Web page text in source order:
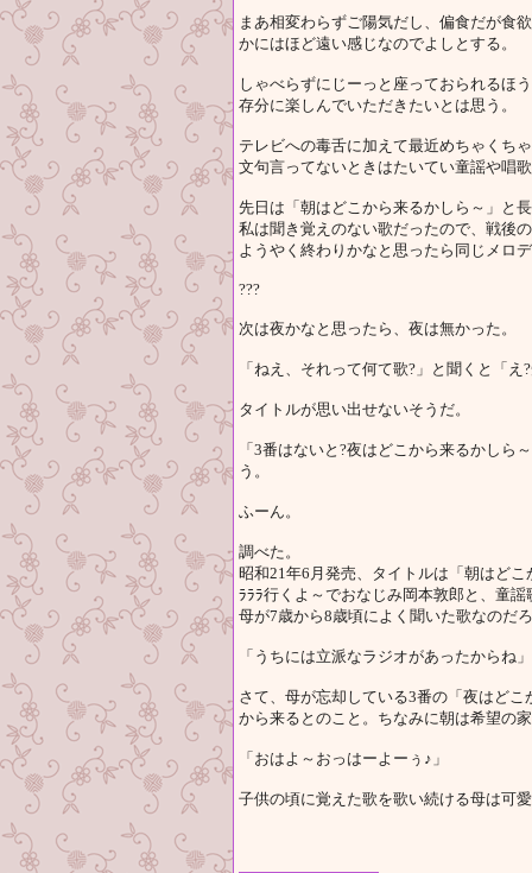
まあ相変わらずご陽気だし、偏食だが食
かにはほど遠い感じなのでよしとする。
しゃべらずにじーっと座っておられるほ
存分に楽しんでいただきたいとは思う。
テレビへの毒舌に加えて最近めちゃくち
文句言ってないときはたいてい童謡や唱
先日は「朝はどこから来るかしら～」と
私は聞き覚えのない歌だったので、戦後
ようやく終わりかなと思ったら同じメロ
???
次は夜かなと思ったら、夜は無かった。
「ねえ、それって何て歌?」と聞くと「
タイトルが思い出せないそうだ。
「3番はないと?夜はどこから来るかしら
う。
ふーん。
調べた。
昭和21年6月発売、タイトルは「朝はど
ﾗﾗﾗ行くよ～でおなじみ岡本敦郎と、童謡
母が7歳から8歳頃によく聞いた歌なのだ
「うちには立派なラジオがあったからね
さて、母が忘却している3番の「夜はど
から来るとのこと。ちなみに朝は希望の
「おはよ～おっはーよーぅ♪」
子供の頃に覚えた歌を歌い続ける母は可